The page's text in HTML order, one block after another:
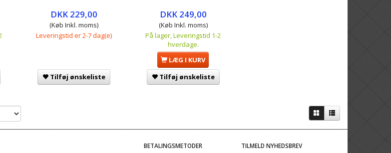
DKK 229,00
(Køb Inkl. moms)
Leveringstid er 2-7 dag(e)
Tilføj ønskeliste
DKK 249,00
(Køb Inkl. moms)
På lager, Leveringstid 1-2
hverdage.
LÆG I KURV
Tilføj ønskeliste
BETALINGSMETODER
TILMELD NYHEDSBREV